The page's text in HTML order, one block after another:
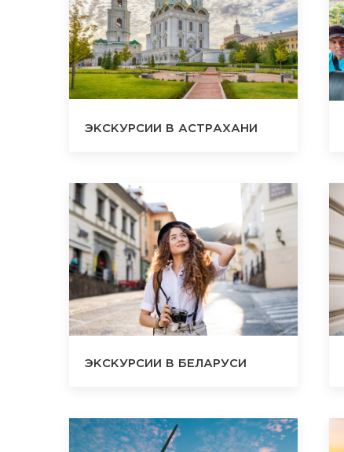
ЭКСКУРСИИ В АСТРАХАНИ
ЭКСКУРСИИ В БЕЛАРУСИ